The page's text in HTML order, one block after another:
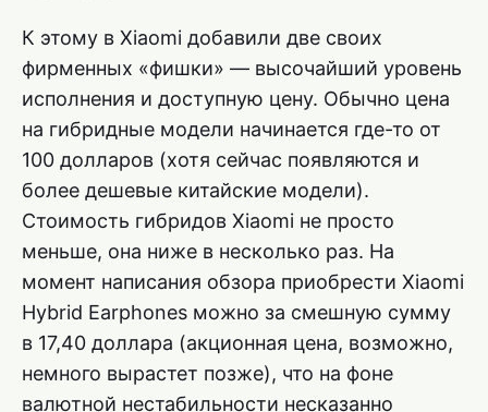
К этому в Xiaomi добавили две своих
фирменных «фишки» — высочайший уровень
исполнения и доступную цену. Обычно цена
на гибридные модели начинается где-то от
100 долларов (хотя сейчас появляются и
более дешевые китайские модели).
Стоимость гибридов Xiaomi не просто
меньше, она ниже в несколько раз. На
момент написания обзора приобрести Xiaomi
Hybrid Earphones можно за смешную сумму
в 17,40 доллара (акционная цена, возможно,
немного вырастет позже), что на фоне
валютной нестабильности несказанно